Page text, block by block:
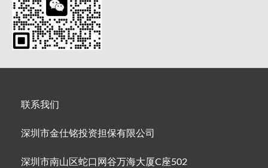
联系我们
深圳市金仕铭投资担保有限公司
深圳市南山区蛇口网谷万海大厦C座502